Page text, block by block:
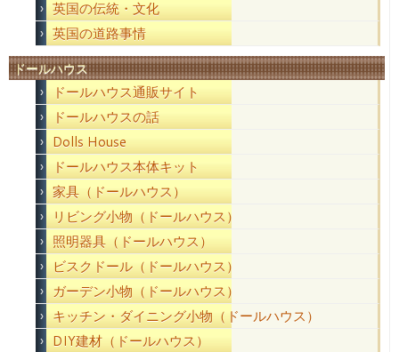
英国の伝統・文化
英国の道路事情
ドールハウス
ドールハウス通販サイト
ドールハウスの話
Dolls House
ドールハウス本体キット
家具（ドールハウス）
リビング小物（ドールハウス）
照明器具（ドールハウス）
ビスクドール（ドールハウス）
ガーデン小物（ドールハウス）
キッチン・ダイニング小物（ドールハウス）
DIY建材（ドールハウス）